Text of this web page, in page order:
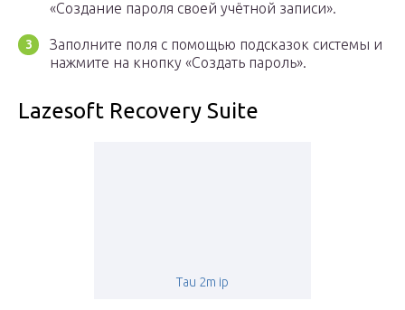
«Создание пароля своей учётной записи».
Заполните поля с помощью подсказок системы и
нажмите на кнопку «Создать пароль».
Lazesoft Recovery Suite
Tau 2m ip